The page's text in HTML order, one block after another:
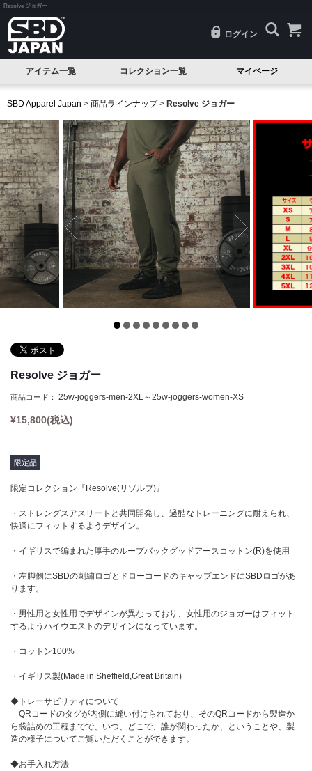
Resolve ジョガー
ログイン
アイテム一覧
試着品
ベルト
ニースリーブ
エルボースリーブ
ニーラップ
リストラップ
リフティングストラップ
シングレット
ソックス
ヘッドウェア
コレクション一覧
Serenity(セレニティ)
Nova(ノヴァ)
Resolve(リゾルブ)
Aspire(アスパイア)
Forge(フォージ)
Reflect(リフレクト)
Momentum(モメンタム)
Phantom(ファントム)
マイページ
SBD Apparel Japan > 商品ラインナップ> Resolve ジョガー
Resolve ジョガー
商品コード： 25w-joggers-men-2XL～25w-joggers-women-XS
¥15,800(税込)
限定品
限定コレクション『Resolve(リゾルブ)』
・ストレングスアスリートと共同開発し、過酷なトレーニングに耐えられ、
快適にフィットするようデザイン。
・イギリスで編まれた厚手のループバックグッドアースコットン(R)を使用
・左脚側にSBDの刺繍ロゴとドローコードのキャップエンドにSBDロゴがあ
ります。
・男性用と女性用でデザインが異なっており、女性用のジョガーはフィット
するようハイウエストのデザインになっています。
・コットン100%
・イギリス製(Made in Sheffield,Great Britain)
◆トレーサビリティについて
QRコードのタグが内側に縫い付けられており、そのQRコードから製造か
ら袋詰めの工程までで、いつ、どこで、誰が関わったか、ということや、製
造の様子についてご覧いただくことができます。
◆お手入れ方法